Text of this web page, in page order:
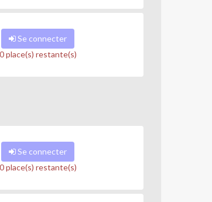
à la pratique de la danse hip hop,
des bases et
Se connecter
0 place(s) restante(s)
Se connecter
0 place(s) restante(s)